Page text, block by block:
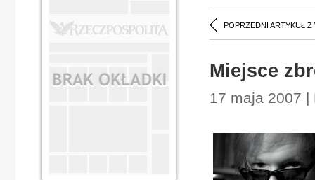
POPRZEDNI ARTYKUŁ Z
Miejsce
17 maja 2007 |